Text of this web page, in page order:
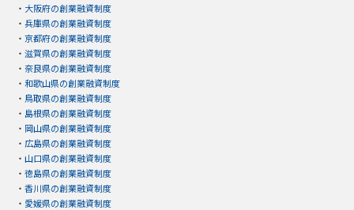
・ 大阪府の創業融資制度
・ 兵庫県の創業融資制度
・ 京都府の創業融資制度
・ 滋賀県の創業融資制度
・ 奈良県の創業融資制度
・ 和歌山県の創業融資制度
・ 鳥取県の創業融資制度
・ 島根県の創業融資制度
・ 岡山県の創業融資制度
・ 広島県の創業融資制度
・ 山口県の創業融資制度
・ 徳島県の創業融資制度
・ 香川県の創業融資制度
・ 愛媛県の創業融資制度